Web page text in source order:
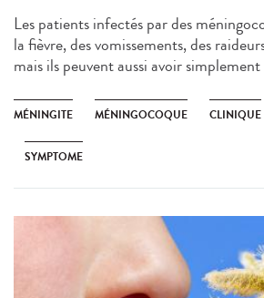
Les patients infectés par des
la fièvre, des vomissements, des
mais ils peuvent aussi avoir
MÉNINGITE MÉNINGOCOQUE CLINIQUE
SYMPTOME